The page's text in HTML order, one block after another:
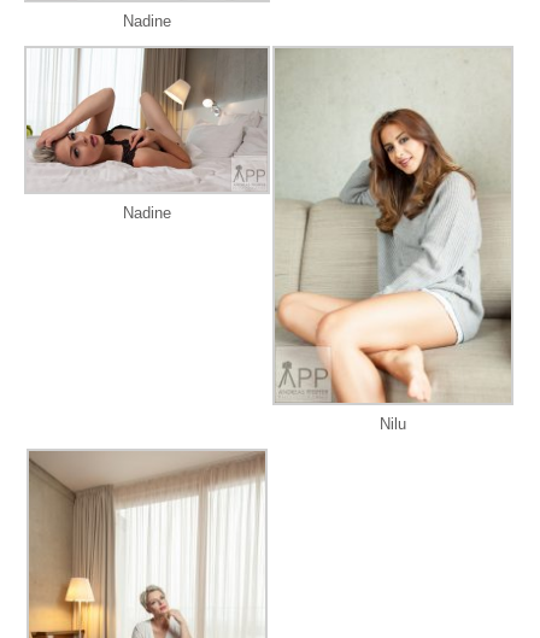
Nadine
Nadine
Nilu